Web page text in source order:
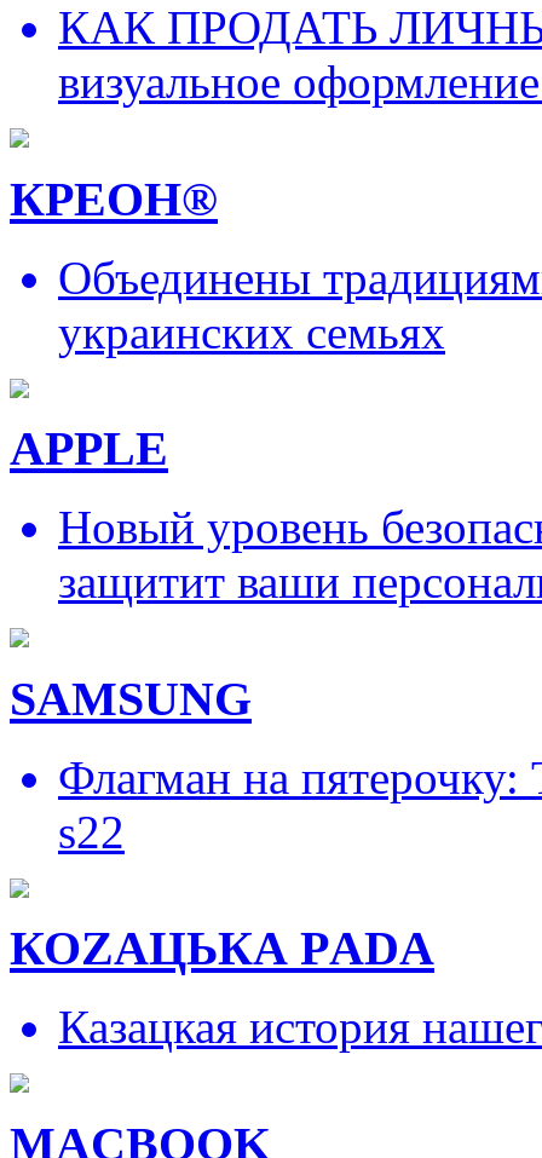
КАК ПРОДАТЬ
визуальное
КРЕОН®
Объединены
украинских семьях
APPLE
Новый уровень
защитит ваши
SAMSUNG
Флагман на
s22
КОZAЦЬКА РADA
Казацкая история
MACBOOK